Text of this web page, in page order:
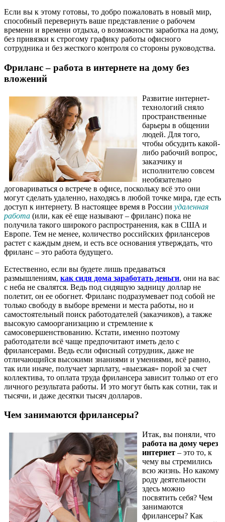
Если вы к этому готовы, то добро пожаловать в новый мир,
способный перевернуть ваше представление о рабочем
времени и времени отдыха, о возможности заработка на дому,
без привязки к строгому графику работы офисного
сотрудника и без жесткого контроля со стороны руководства.
Фриланс – работа в интернете на дому без
вложений
Развитие интернет-
технологий сняло
пространственные
барьеры в общении
людей. Для того,
чтобы обсудить какой-
либо рабочий вопрос,
заказчику и
исполнителю совсем
необязательно
договариваться о встрече в офисе, поскольку всё это они
могут сделать удаленно, находясь в любой точке мира, где есть
доступ к интернету. В настоящее время в России удаленная
работа (или, как её еще называют – фриланс) пока не
получила такого широкого распространения, как в США и
Европе. Тем не менее, количество российских фрилансеров
растет с каждым днем, и есть все основания утверждать, что
фриланс – это работа будущего.
Естественно, если вы будете лишь предаваться
размышлениям, как сидя дома заработать деньги, они на вас
с неба не свалятся. Ведь под сидящую задницу доллар не
полетит, он ее обогнет. Фриланс подразумевает под собой не
только свободу в выборе времени и места работы, но и
самостоятельный поиск работодателей (заказчиков), а также
высокую самоорганизацию и стремление к
самосовершенствованию. Кстати, именно поэтому
работодатели всё чаще предпочитают иметь дело с
фрилансерами. Ведь если офисный сотрудник, даже не
отличающийся высокими знаниями и умениями, всё равно,
так или иначе, получает зарплату, «выезжая» порой за счет
коллектива, то оплата труда фрилансера зависит только от его
личного результата работы. И это могут быть как сотни, так и
тысячи, и даже десятки тысяч долларов.
Чем занимаются фрилансеры?
Итак, вы поняли, что
работа на дому через
интернет – это то, к
чему вы стремились
всю жизнь. Но какому
роду деятельности
здесь можно
посвятить себя? Чем
занимаются
фрилансеры? Как